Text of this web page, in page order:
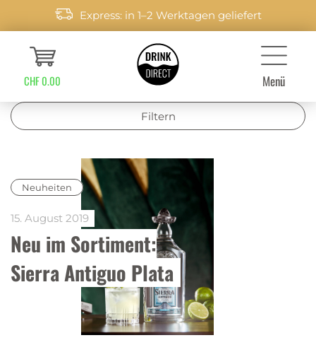
Express: in 1–2 Werktagen geliefert
CHF 0.00 Menü
Filtern
Neuheiten
Neu im Sortiment:
Sierra Antiguo Plata
15. August 2019